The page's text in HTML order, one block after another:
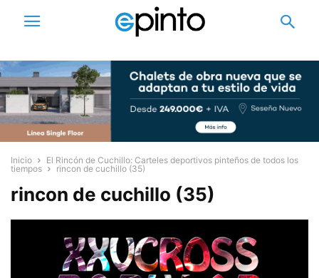
Inicio
El Rincón de Cuchillo: Carteles deportivos pinteños de todos los
tiempos
rincon de cuchillo (35)
rincon de cuchillo (35)